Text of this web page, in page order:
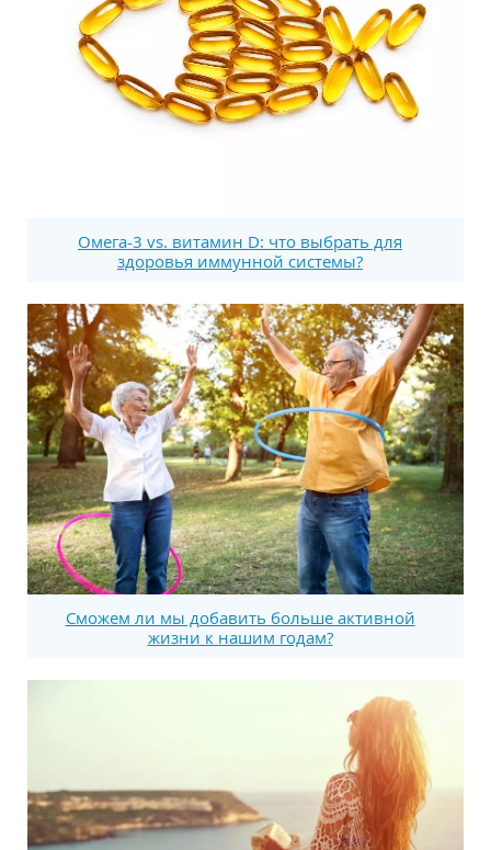
Омега-3 vs. витамин D: что выбрать для
здоровья иммунной системы?
Сможем ли мы добавить больше активной
жизни к нашим годам?